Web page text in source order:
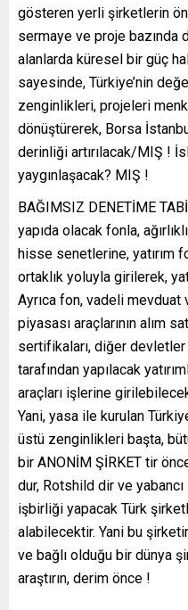
gösteren yerli şirketlerin
sermaye ve proje
alanlarda küresel bir güç
sayesinde, Türkiye’nin
zenginlikleri, projeleri
dönüştürerek, Borsa
derinliği artırılacak/MIŞ !
yaygınlaşacak? MIŞ !
BAĞIMSIZ DENETİME
yapıda olacak fonla,
hisse senetlerine, yatırım
ortaklık yoluyla girilerek,
Ayrıca fon, vadeli mevduat
piyasası araçlarının alım
sertifikaları, diğer
tarafından yapılacak
araçları işlerine
Yani, yasa ile kurulan
üstü zenginlikleri başta,
bir ANONİM ŞİRKET tir
dur, Rotshild dir ve
işbirliği yapacak Türk
alabilecektir. Yani bu
ve bağlı olduğu bir dünya
araştırın, derim önce !